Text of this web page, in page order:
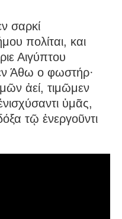
σαρκί
πολίται, και
Αιγύπτου
Άθω ο φωστήρ·
ἀεί, τιμῶμεν
ὑμᾶς,
τῷ ἐνεργοῦντι